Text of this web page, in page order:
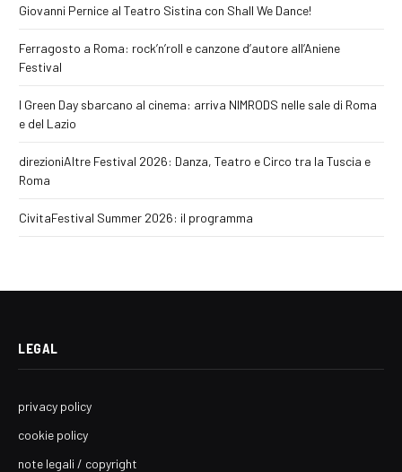
Giovanni Pernice al Teatro Sistina con Shall We Dance!
Ferragosto a Roma: rock’n’roll e canzone d’autore all’Aniene
Festival
I Green Day sbarcano al cinema: arriva NIMRODS nelle sale di Roma
e del Lazio
direzioniAltre Festival 2026: Danza, Teatro e Circo tra la Tuscia e
Roma
CivitaFestival Summer 2026: il programma
LEGAL
privacy policy
cookie policy
note legali / copyright